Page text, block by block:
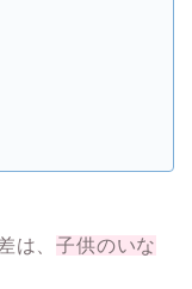
は、子供のいな